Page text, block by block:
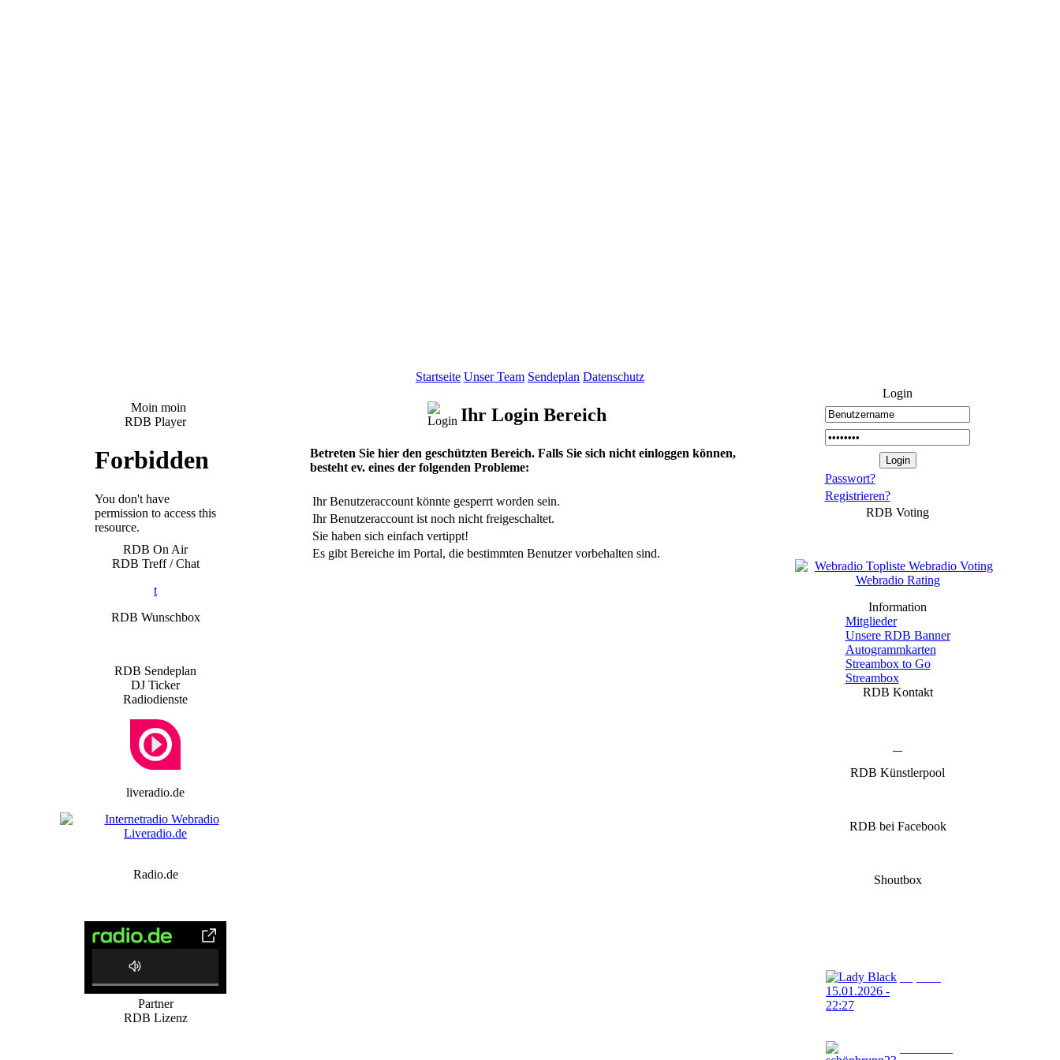
Startseite Unser Team Sendeplan Datenschutz
Moin moin
RDB Player
RDB On Air
RDB Treff / Chat
t
RDB Wunschbox
RDB Sendeplan
DJ Ticker
Radiodienste
liveradio.de
Radio.de
0%
CompletePartner
RDB Lizenz
Ihr Login Bereich
Betreten Sie hier den geschützten Bereich. Falls Sie sich nicht einloggen können,
besteht ev. eines der folgenden Probleme:
Ihr Benutzeraccount könnte gesperrt worden sein.
Ihr Benutzeraccount ist noch nicht freigeschaltet.
Sie haben sich einfach vertippt!
Es gibt Bereiche im Portal, die bestimmten Benutzer vorbehalten sind.
Login
Passwort?
Registrieren?
RDB Voting
Information
Mitglieder
Unsere RDB Banner
Autogrammkarten
Streambox to Go
Streambox
RDB Kontakt
RDB Künstlerpool
RDB bei Facebook
Shoutbox